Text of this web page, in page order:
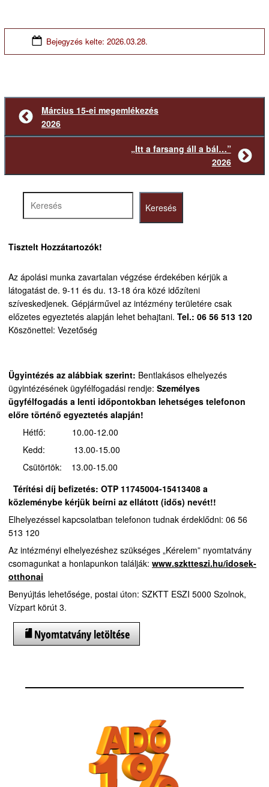
Bejegyzés kelte: 2026.03.28.
Előző
bejegyzés
Március 15-ei megemlékezés
2026
bejegyzés
„Itt a farsang áll a bál…”
2026
Keresés
Tisztelt Hozzátartozók!
Az ápolási munka zavartalan végzése érdekében kérjük a
látogatást de. 9-11 és du. 13-18 óra közé időzíteni
szíveskedjenek. Gépjárművel az intézmény területére csak
előzetes egyeztetés alapján lehet behajtani. Tel.: 06 56 513 120
Köszönettel: Vezetőség
Ügyintézés az alábbiak szerint: Bentlakásos elhelyezés
ügyintézésének ügyfélfogadási rendje: Személyes
ügyfélfogadás a lenti időpontokban lehetséges telefonon
előre történő egyeztetés alapján!
Hétfő: 10.00-12.00
Kedd: 13.00-15.00
Csütörtök: 13.00-15.00
Térítési díj befizetés: OTP 11745004-15413408 a
közleménybe kérjük beírni az ellátott (idős) nevét!!
Elhelyezéssel kapcsolatban telefonon tudnak érdeklődni: 06 56
513 120
Az intézményi elhelyezéshez szükséges „Kérelem” nyomtatvány
csomagunkat a honlapunkon találják: www.szktteszi.hu/idosek-
otthonai
Benyújtás lehetősége, postai úton: SZKTT ESZI 5000 Szolnok,
Vízpart körút 3.
Nyomtatvány letöltése